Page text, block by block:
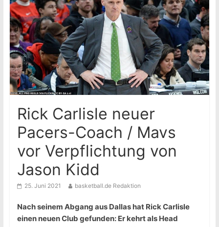
Rick Carlisle neuer
Pacers-Coach / Mavs
vor Verpflichtung von
Jason Kidd
25. Juni 2021 basketball.de Redaktion
Nach seinem Abgang aus Dallas hat Rick Carlisle
einen neuen Club gefunden: Er kehrt als Head